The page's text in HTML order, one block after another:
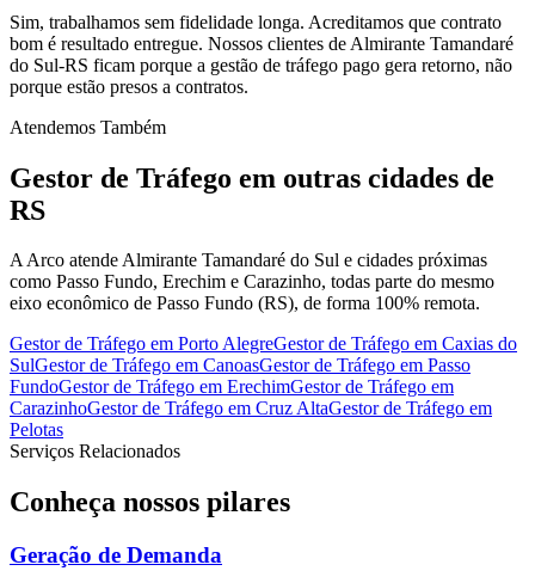
Sim, trabalhamos sem fidelidade longa. Acreditamos que contrato
bom é resultado entregue. Nossos clientes de Almirante Tamandaré
do Sul-RS ficam porque a gestão de tráfego pago gera retorno, não
porque estão presos a contratos.
Atendemos Também
Gestor de Tráfego em outras cidades de
RS
A Arco atende Almirante Tamandaré do Sul e cidades próximas
como Passo Fundo, Erechim e Carazinho, todas parte do mesmo
eixo econômico de Passo Fundo (RS), de forma 100% remota.
Gestor de Tráfego em Porto AlegreGestor de Tráfego em Caxias do
SulGestor de Tráfego em CanoasGestor de Tráfego em Passo
FundoGestor de Tráfego em ErechimGestor de Tráfego em
CarazinhoGestor de Tráfego em Cruz AltaGestor de Tráfego em
Pelotas
Serviços Relacionados
Conheça nossos pilares
Geração de Demanda